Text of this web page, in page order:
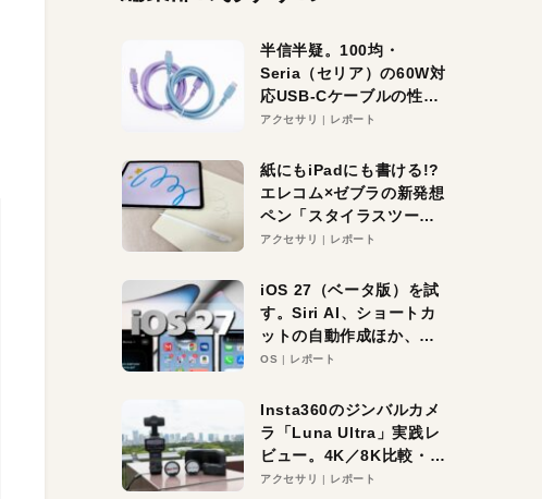
半信半疑。100均・
Seria（セリア）の60W対
応USB-Cケーブルの性能
を検証。超コスパの1本を
アクセサリ レポート
紙にもiPadにも書ける!?
エレコム×ゼブラの新発想
ペン「スタイラスツーウ
ェイ」レビュー。持ち替
アクセサリ レポート
iOS 27（ベータ版）を試
す。Siri AI、ショートカ
ットの自動作成ほか、期
待大の便利機能5選。
る未来はすぐそこ！
OS レポート
Insta360のジンバルカメ
ラ「Luna Ultra」実践レ
ビュー。4K／8K比較・ズ
ーム・夜間撮影をチェッ
アクセサリ レポート